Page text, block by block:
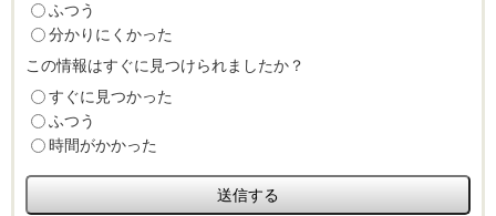
ふつう
分かりにくかった
この情報はすぐに見つけられましたか？
すぐに見つかった
ふつう
時間がかかった